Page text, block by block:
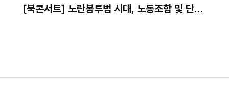
[북콘서트] 노란봉투법 시대, 노동조합 및 단체